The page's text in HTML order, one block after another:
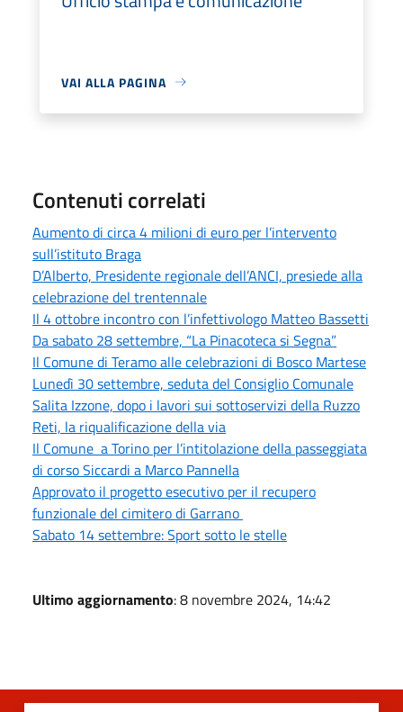
VAI ALLA PAGINA
Contenuti correlati
Aumento di circa 4 milioni di euro per l’intervento
sull’istituto Braga
D’Alberto, Presidente regionale dell’ANCI, presiede alla
celebrazione del trentennale
Il 4 ottobre incontro con l’infettivologo Matteo Bassetti
Da sabato 28 settembre, “La Pinacoteca si Segna”
Il Comune di Teramo alle celebrazioni di Bosco Martese
Lunedì 30 settembre, seduta del Consiglio Comunale
Salita Izzone, dopo i lavori sui sottoservizi della Ruzzo
Reti, la riqualificazione della via
Il Comune a Torino per l’intitolazione della passeggiata
di corso Siccardi a Marco Pannella
Approvato il progetto esecutivo per il recupero
funzionale del cimitero di Garrano
Sabato 14 settembre: Sport sotto le stelle
Ultimo aggiornamento: 8 novembre 2024, 14:42